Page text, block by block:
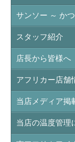
サンソー ～ か
スタッフ紹介
店長から皆様へ
アフリカー店舗
当店メディア掲
当店の温度管理